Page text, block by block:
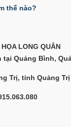
thế nào?
LONG QUÂN
Quảng Bình,
Trị, tỉnh Quảng Trị